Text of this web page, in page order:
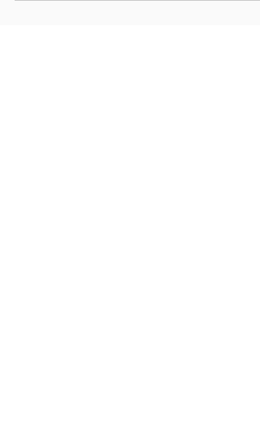
the following is...